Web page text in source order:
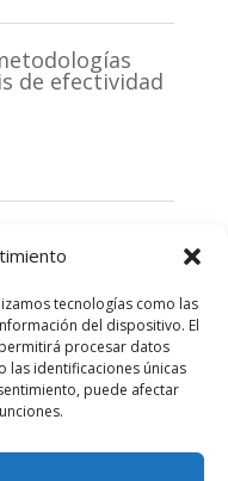
tecnologías como las
del dispositivo. El
procesar datos
las identificaciones únicas
puede afectar
de efectividad
de la